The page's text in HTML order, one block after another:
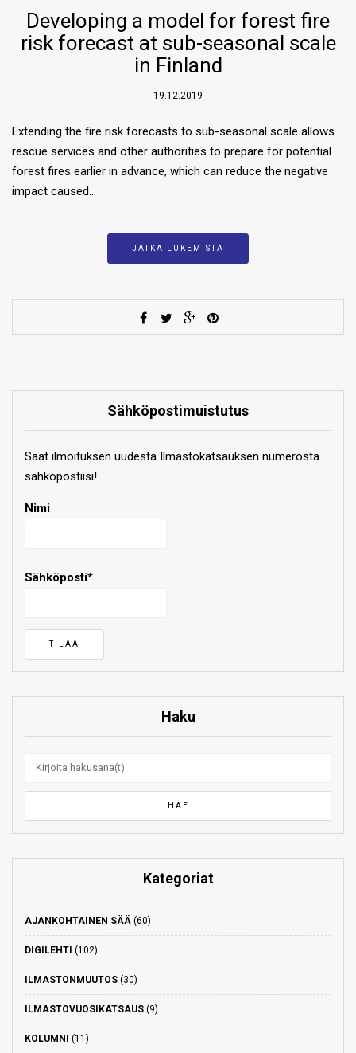
Developing a model for forest fire
risk forecast at sub-seasonal scale
in Finland
19.12.2019
Extending the fire risk forecasts to sub-seasonal scale allows
rescue services and other authorities to prepare for potential
forest fires earlier in advance, which can reduce the negative
impact caused…
JATKA LUKEMISTA
Sähköpostimuistutus
Saat ilmoituksen uudesta Ilmastokatsauksen numerosta
sähköpostiisi!
Nimi
Sähköposti*
Haku
Kategoriat
AJANKOHTAINEN SÄÄ (60)
DIGILEHTI (102)
ILMASTONMUUTOS (30)
ILMASTOVUOSIKATSAUS (9)
KOLUMNI (11)